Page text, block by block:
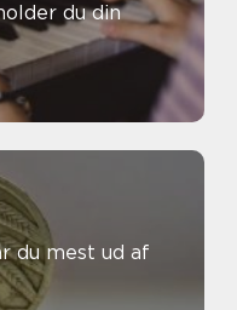
du mest ud af